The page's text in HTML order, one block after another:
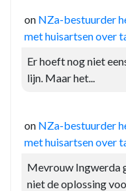
on NZa-bestuurder
met huisartsen over
Er hoeft nog niet
lijn. Maar het...
on NZa-bestuurder
met huisartsen over
Mevrouw Ingwerda
niet de oplossing